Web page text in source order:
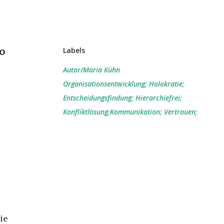
Labels
Autor/Maria Kühn
Organisationsentwicklung; Holokratie;
Entscheidungsfindung; Hierarchiefrei;
Konfliktlösung;Kommunikation; Vertrauen;